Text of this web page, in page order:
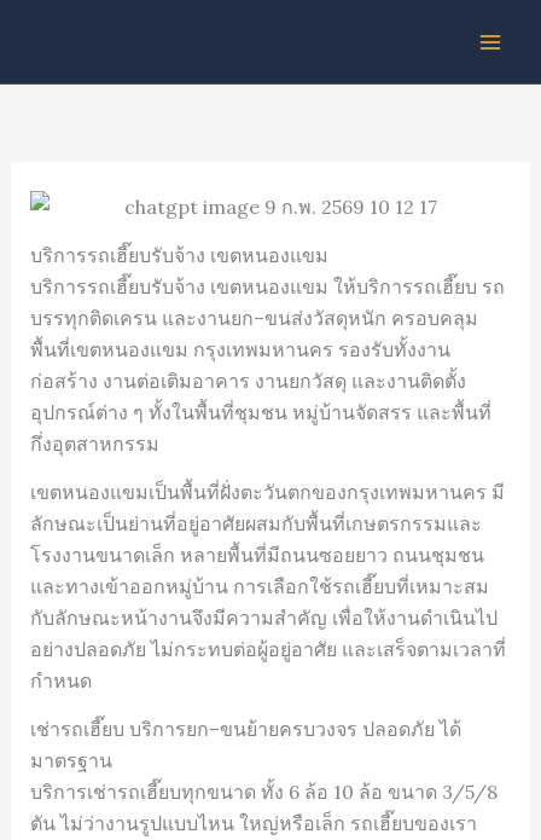
content
บริการรถเฮี๊ยบรับจ้าง เขตหนองแขม
บริการรถเฮี๊ยบรับจ้าง เขตหนองแขม ให้บริการรถเฮี๊ยบ รถ
บรรทุกติดเครน และงานยก–ขนส่งวัสดุหนัก ครอบคลุม
พื้นที่เขตหนองแขม กรุงเทพมหานคร รองรับทั้งงาน
ก่อสร้าง งานต่อเติมอาคาร งานยกวัสดุ และงานติดตั้ง
อุปกรณ์ต่าง ๆ ทั้งในพื้นที่ชุมชน หมู่บ้านจัดสรร และพื้นที่
กึ่งอุตสาหกรรม
เขตหนองแขมเป็นพื้นที่ฝั่งตะวันตกของกรุงเทพมหานคร มี
ลักษณะเป็นย่านที่อยู่อาศัยผสมกับพื้นที่เกษตรกรรมและ
โรงงานขนาดเล็ก หลายพื้นที่มีถนนซอยยาว ถนนชุมชน
และทางเข้าออกหมู่บ้าน การเลือกใช้รถเฮี๊ยบที่เหมาะสม
กับลักษณะหน้างานจึงมีความสำคัญ เพื่อให้งานดำเนินไป
อย่างปลอดภัย ไม่กระทบต่อผู้อยู่อาศัย และเสร็จตามเวลาที่
กำหนด
เช่ารถเฮี๊ยบ บริการยก–ขนย้ายครบวงจร ปลอดภัย ได้
มาตรฐาน
บริการเช่ารถเฮี๊ยบทุกขนาด ทั้ง 6 ล้อ 10 ล้อ ขนาด 3/5/8
ตัน ไม่ว่างานรูปแบบไหน ใหญ่หรือเล็ก รถเฮี๊ยบของเรา